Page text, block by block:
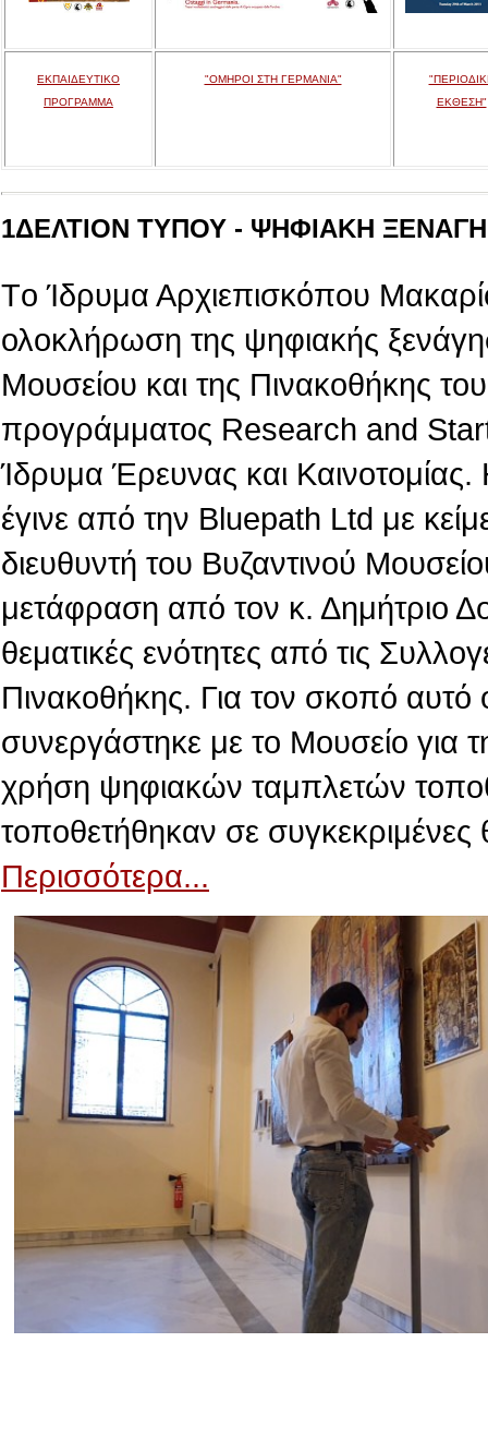
ΕΚΠΑΙΔΕΥΤΙΚΟ
ΠΡΟΓΡΑΜΜΑ
"ΟΜΗΡΟΙ ΣΤΗ ΓΕΡΜΑΝΙΑ"
ΕΚΘΕΣΗ"
1ΔΕΛΤΙΟΝ ΤΥΠΟΥ - ΨΗΦΙΑΚΗ
Tο Ίδρυμα Αρχιεπισκόπου
ολοκλήρωση της ψηφιακής
Μουσείου και της Πινακοθήκης
προγράμματος Research and
Ίδρυμα Έρευνας και
έγινε από την Βluepath Ltd με
διευθυντή του Βυζαντινού
μετάφραση από τον κ. Δημήτριο
θεματικές ενότητες από τις
Πινακοθήκης. Για τον σκοπό
συνεργάστηκε με το Μουσείο για
χρήση ψηφιακών ταμπλετών
τοποθετήθηκαν σε
Περισσότερα...